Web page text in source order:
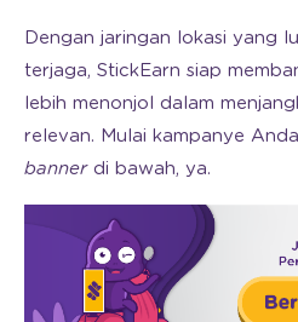
Dengan jaringan lokasi yang
terjaga, StickEarn siap
lebih menonjol dalam
relevan. Mulai kampanye
bannerdi bawah, ya.